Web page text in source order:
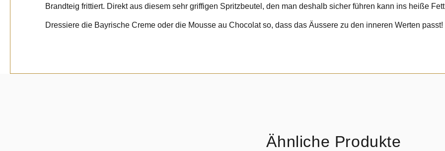
Brandteig frittiert. Direkt aus diesem sehr griffigen Spritzbeutel, den man deshalb sicher führen kann ins heiße
Dressiere die Bayrische Creme oder die Mousse au Chocolat so, dass das Äussere zu den inneren Werten passt!
Ähnliche Produkte